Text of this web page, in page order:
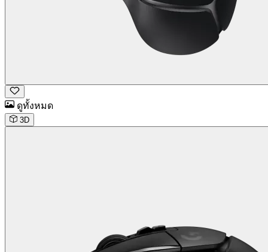
ดูทั้งหมด
3D